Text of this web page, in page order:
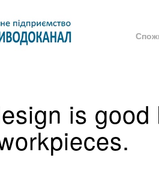
is